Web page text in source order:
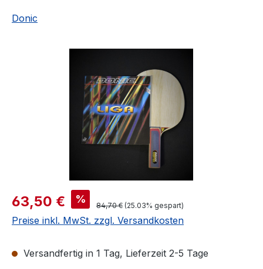
Donic
Verkaufspreis:
63,50 € % Regulärer Preis:
84,70 € (25.03% gespart)
Preise inkl. MwSt. zzgl. Versandkosten
Versandfertig in 1 Tag, Lieferzeit 2-5 Tage